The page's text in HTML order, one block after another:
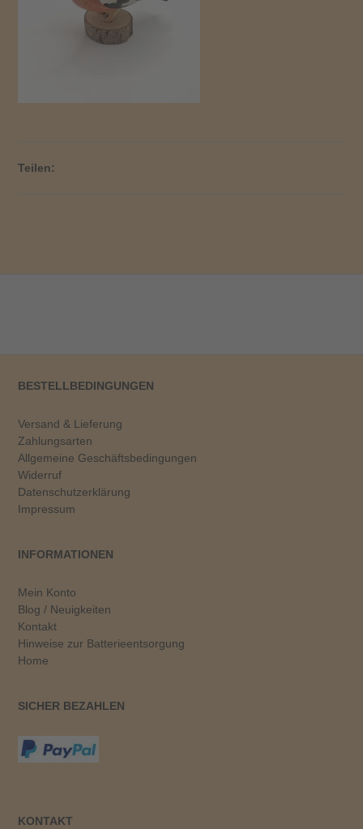
Teilen:
BESTELLBEDINGUNGEN
Versand & Lieferung
Zahlungsarten
Allgemeine Geschäftsbedingungen
Widerruf
Datenschutzerklärung
Impressum
INFORMATIONEN
Mein Konto
Blog / Neuigkeiten
Kontakt
Hinweise zur Batterieentsorgung
Home
SICHER BEZAHLEN
KONTAKT